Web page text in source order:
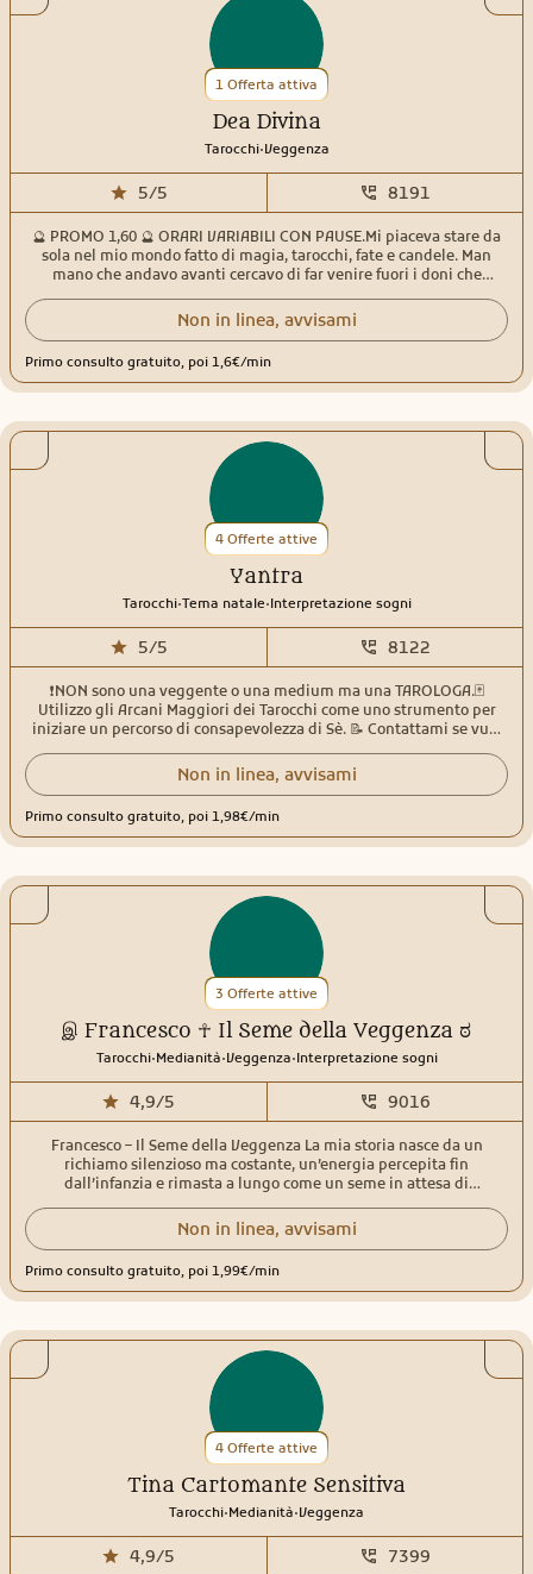
1 Offerta attiva
Dea Divina
Tarocchi.Veggenza
5/5 8191
🔮 PROMO 1,60 🔮 ORARI VARIABILI CON PAUSE.Mi piaceva stare da
sola nel mio mondo fatto di magia, tarocchi, fate e candele. Man
mano che andavo avanti cercavo di far venire fuori i doni che
giovane età. In me troverai una persona empatica, pronta ad
ascoltarti e non giudicarti. Amo aiutare gli altri, trovare insieme
lascerò mai sola/o. Chi si affida a me trova prima di tutto un’amica
sincera, diretta che ti dira’ in ogni caso la verità per il tuo bene. Per i
pendolo e la sfera di cristallo. Ci tengo a precisare che non rispondo
a domande in generale, sulla salute,sulla gravidanza,questioni
legali e concorsi. Mi trovi online tutti i giorni con comprensibili
pause. I miei orari possono variare. Contattami con fiducia. Un
abbraccio di luce.
Non in linea, avvisami
Primo consulto gratuito, poi 1,6€/min
4 Offerte attive
Yantra
Tarocchi.Tema natale.Interpretazione sogni
5/5 8122
❗️NON sono una veggente o una medium ma una TAROLOGA.🃏
Utilizzo gli Arcani Maggiori dei Tarocchi come uno strumento per
iniziare un percorso di consapevolezza di Sè. 📝 Contattami se vuoi
non ti permettono di andare avanti nella tua vita! Sono laureata in
Filosofia e da oltre 20 anni studio Antropologia, Psicologia analitica,
umanistica.
Non in linea, avvisami
Primo consulto gratuito, poi 1,98€/min
3 Offerte attive
இ Francesco ☥ Il Seme della Veggenza ಠ
Tarocchi.Medianità.Veggenza.Interpretazione sogni
4,9/5 9016
Francesco – Il Seme della Veggenza La mia storia nasce da un
richiamo silenzioso ma costante, un’energia percepita fin
dall’infanzia e rimasta a lungo come un seme in attesa di
intuizioni improvvise e una naturale capacità di leggere oltre le
apparenze. Emozioni, pensieri e vibrazioni degli altri mi arrivavano
parole. Con il tempo ho compreso che non si trattava di semplici
intuizioni, ma di un dono autentico di sensitività. Da lì è iniziato un
Oracoli e le antiche discipline divinatorie ha dato forma e struttura
a ciò che sentivo dentro. Ogni carta, ogni simbolo, ogni messaggio
energetico è diventato uno strumento di connessione profonda tra
me, le energie sottili e le persone che si rivolgono a me. La
veggenza per me non è previsione fredda, ma ascolto empatico
dell’anima. Durante i consulti mi connetto alle energie della
persona con rispetto e sensibilità, offrendo letture sincere, chiare e
orientate alla verità. Amore, relazioni, lavoro, decisioni difficili o
momenti di smarrimento: ogni domanda trova spazio e attenzione,
equilibrio e a comprendere i segnali che l’universo ti sta già
inviando. Se senti il bisogno di una guida, di una conferma o
semplicemente di qualcuno che sappia vedere e sentire oltre, sono
Non in linea, avvisami
Primo consulto gratuito, poi 1,99€/min
4 Offerte attive
Tina Cartomante Sensitiva
Tarocchi.Medianità.Veggenza
4,9/5 7399